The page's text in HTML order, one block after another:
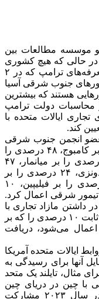
موسسه مطالعات بین
حالی که هیچ کشوری
– دوست یا دشمن – از رگبار شدیدترین تعرفه‌های ترامپ که در ۲
جنوب شرقی آسیا
هستند که بیشترین
محاسبات دولت ترامپ
ایالات متحده با
کند.
عضو انجمن جنوب شرقی
آسیا (ASEAN)، تعرفه‌های ۴۹ درصدی را بر کامبوج، ۴۸ درصدی را
بر لائوس، ۴۶ درصدی را بر ویتنام، ۴۵ درصدی را بر میانمار، ۴۷
درصدی را بر تایلند، ۳۲ درصدی را بر اندونزی، ۲۴ درصدی را بر
برونئی، ۲۴ درصدی را بر مالزی، ۱۷ درصدی را بر فیلیپین، ۱۰
۱۰ درصدی را بر تیمور شرقی اعمال کرد.
داشتن مازاد تجاری با
ایالات متحده هستند، اما آنها نیز تعرفه‌های ثابت ۱۰ درصدی را که بر
اعمال می‌شود، دریافت
ایالات متحده آمریکا
آنها برای رسیدگی به
مثال، تایلند یک متحد
با چین در دریای چین
جنوبی اهمیت استراتژیک دارد و ویتنام در سال ۲۰۲۳ مشارکت